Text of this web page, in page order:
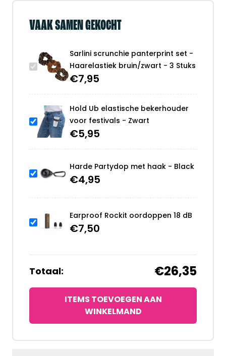
VAAK SAMEN GEKOCHT
Sarlini scrunchie panterprint set -
Haarelastiek bruin/zwart - 3 Stuks
€7,95
Hold Ub elastische bekerhouder
voor festivals - Zwart
€5,95
Harde Partydop met haak - Black
€4,95
Earproof Rockit oordoppen 18 dB
€7,50
Totaal: €26,35
ITEMS TOEVOEGEN AAN
WINKELMAND